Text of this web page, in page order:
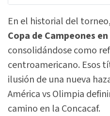
En el historial del torneo,
Copa de Campeones
consolidándose como
centroamericano. Esos
ilusión de una nueva
América vs Olimpia
camino en la Concacaf.